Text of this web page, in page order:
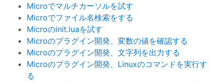
Microでマルチカーソルを試す
Microでファイル名検索をする
Microのinit.luaを試す
Microのプラグイン開発、変数の値を確認する
Microのプラグイン開発、文字列を出力する
Microのプラグイン開発、Linuxのコマンドを実行す
る